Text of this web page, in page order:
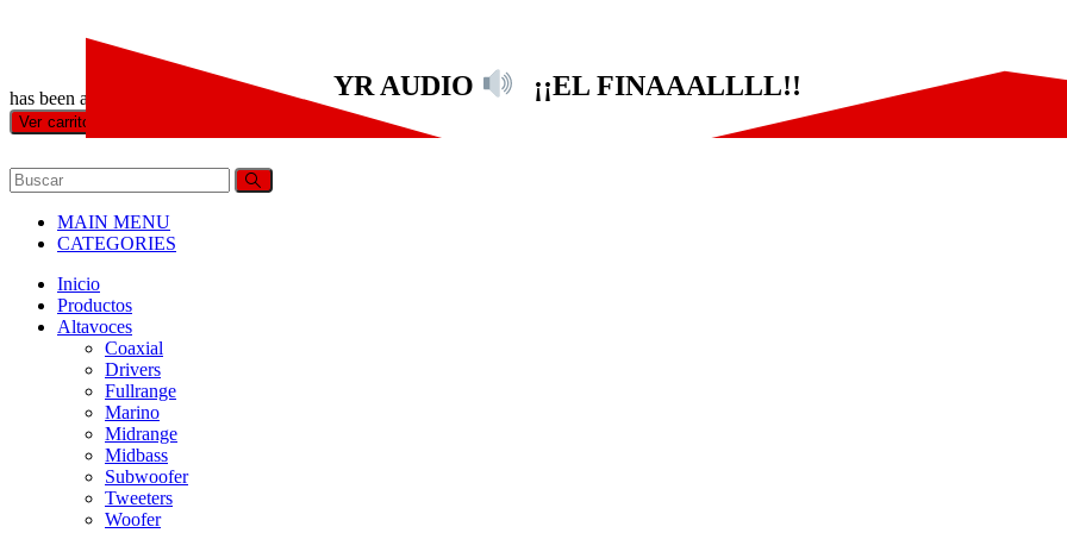
YR AUDIO ¡¡EL FINAAALLLL!!
has been added to your cart.
Ver carrito
MAIN MENU
CATEGORIES
Inicio
Productos
Altavoces
Coaxial
Drivers
Fullrange
Marino
Midrange
Midbass
Subwoofer
Tweeters
Woofer